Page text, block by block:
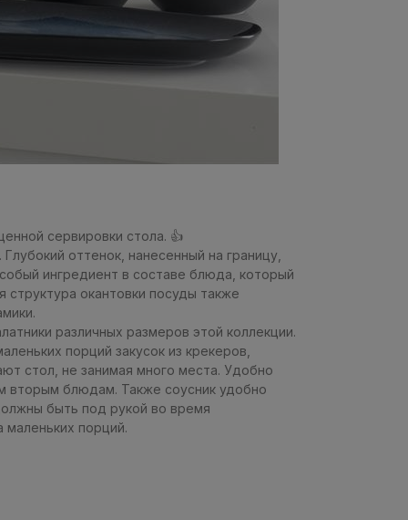
сервировки стола. 👍
оттенок, нанесенный на границу,
ингредиент в составе блюда, который
окантовки посуды также
различных размеров этой коллекции.
порций закусок из крекеров,
стол, не занимая много места. Удобно
вторым блюдам. Также соусник удобно
быть под рукой во время
маленьких порций.